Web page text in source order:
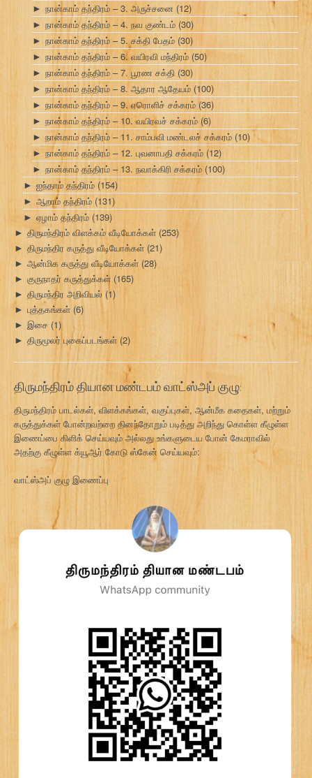
► நான்காம் தந்திரம் – 3. அருச்சனை (12)
► நான்காம் தந்திரம் – 4. நவ குண்டம் (30)
► நான்காம் தந்திரம் – 5. சக்தி பேதம் (30)
► நான்காம் தந்திரம் – 6. வயிரவி மந்திரம் (50)
► நான்காம் தந்திரம் – 7. பூரண சக்தி (30)
► நான்காம் தந்திரம் – 8. ஆதார ஆதேயம் (100)
► நான்காம் தந்திரம் – 9. ஏரொளிச் சக்கரம் (36)
► நான்காம் தந்திரம் – 10. வயிரவச் சக்கரம் (6)
► நான்காம் தந்திரம் – 11. சாம்பவி மண்டலச் சக்கரம் (10)
► நான்காம் தந்திரம் – 12. புவனாபதி சக்கரம் (12)
► நான்காம் தந்திரம் – 13. நவாக்கிரி சக்கரம் (100)
► ஐந்தாம் தந்திரம் (154)
► ஆறாம் தந்திரம் (131)
► ஏழாம் தந்திரம் (139)
► திருமந்திரம் விளக்கம் வீடியோக்கள் (253)
► திருமந்திர கருத்து வீடியோக்கள் (21)
► ஆன்மிக கருத்து வீடியோக்கள் (28)
► குருநாதர் கருத்துக்கள் (165)
► திருமந்திர அறிவியல் (1)
► புத்தகங்கள் (6)
► இசை (1)
► திருமூலர் புகைப்படங்கள் (2)
திருமந்திரம் தியான மண்டபம் வாட்ஸ்அப் குழு:
திருமந்திரம் பாடல்கள், விளக்கங்கள், வகுப்புகள், ஆன்மீக கதைகள், மற்றும்
கருத்துக்கள் போன்றவற்றை தினந்தோறும் படித்து அறிந்து கொள்ள கீழுள்ள
இணைப்பை கிளிக் செய்யவும் அல்லது உங்களுடைய போன் கேமராவில்
அதற்கு கீழுள்ள க்யூஆர் கோடு ஸ்கேன் செய்யவும்:
வாட்ஸ்அப் குழு இணைப்பு